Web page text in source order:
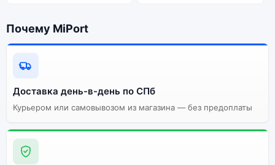
Почему MiPort
Доставка день-в-день по СПб
Курьером или самовывозом из магазина — без предоплаты